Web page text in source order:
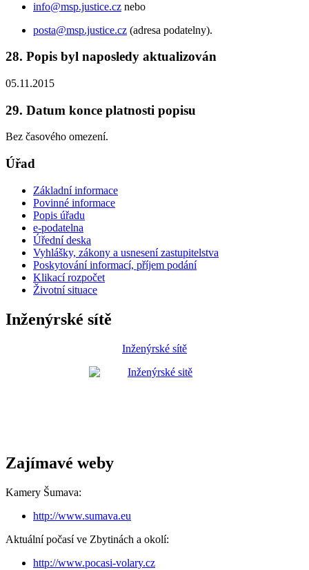
info@msp.justice.cz nebo
posta@msp.justice.cz (adresa podatelny).
28. Popis byl naposledy aktualizován
05.11.2015
29. Datum konce platnosti popisu
Bez časového omezení.
Úřad
Základní informace
Povinné informace
Popis úřadu
e-podatelna
Úřední deska
Vyhlášky, zákony a usnesení zastupitelstva
Poskytování informací, příjem podání
Klikací rozpočet
Životní situace
Inženýrské sítě
Inženýrské sítě
Zajímavé weby
Kamery Šumava:
http://www.sumava.eu
Aktuální počasí ve Zbytinách a okolí:
http://www.pocasi-volary.cz